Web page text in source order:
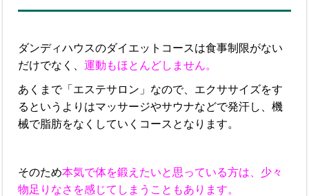
ダンディハウスのダイエットコースは食事制限がない
だけでなく、運動もほとんどしません。
あくまで「エステサロン」なので、エクササイズをす
るというよりはマッサージやサウナなどで発汗し、機
械で脂肪をなくしていくコースとなります。
そのため本気で体を鍛えたいと思っている方は、少々
物足りなさを感じてしまうこともあります。